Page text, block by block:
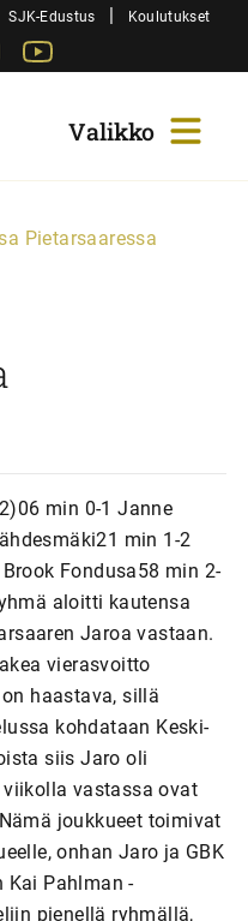
SJK-Edustus | Koulutukset
Twitter
Pietarsaaressa
min 0-1 Janne
min 1-2
Fondusa58 min 2-
aloitti kautensa
Jaroa vastaan.
vierasvoitto
haastava, sillä
kohdataan Keski-
siis Jaro oli
vastassa ovat
joukkueet toimivat
onhan Jaro ja GBK
Kai Pahlman -
pienellä ryhmällä,